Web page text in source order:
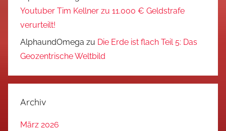
Youtuber Tim Kellner zu 11.000 € Geldstrafe
verurteilt!
AlphaundOmega zu Die Erde ist flach Teil 5: Das
Geozentrische Weltbild
Archiv
März 2026